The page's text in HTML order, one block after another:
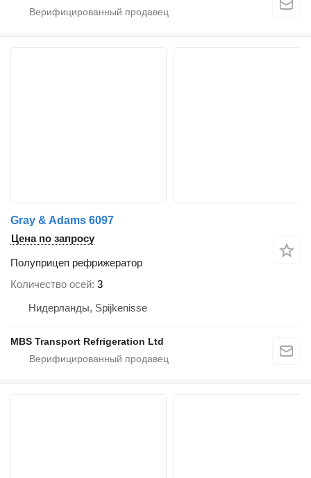
Gray & Adams 6097
Цена по запросу
Полуприцеп рефрижератор
Количество осей 3
Нидерланды, Spijkenisse
MBS Transport Refrigeration Ltd